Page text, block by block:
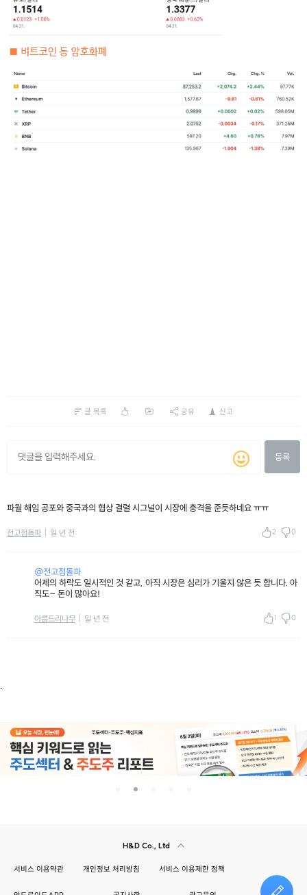
글 목록 공유 신고
등록
파월 해임 공포와 중국과의 협상 결렬 시그널이 시장에 충격을 준듯하네요 ㅠㅠ
전고점돌파 일 년 전 2 0
@전고점돌파
어제의 하락도 일시적인 것 같고, 아직 시장은 심리가 기울지 않은 듯 합니다. 아
직도~ 돈이 많아요!
아름드리나무 일 년 전 1 0
.
H&D Co., Ltd
서비스 이용약관 개인정보 처리방침 서비스 이용제한 정책